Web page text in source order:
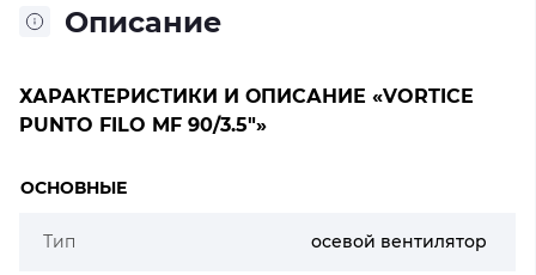
Описание
ХАРАКТЕРИСТИКИ И ОПИСАНИЕ «VORTICE
PUNTO FILO MF 90/3.5"»
ОСНОВНЫЕ
Тип осевой вентилятор